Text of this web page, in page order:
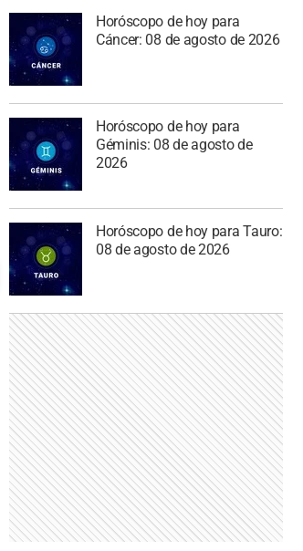
Horóscopo de hoy para
Cáncer: 08 de agosto de 2026
Horóscopo de hoy para
Géminis: 08 de agosto de
2026
Horóscopo de hoy para Tauro:
08 de agosto de 2026